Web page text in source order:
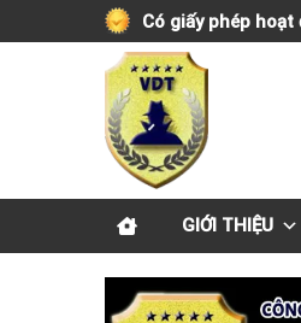
to
Có giấy phép hoạt
GIỚI THIỆU